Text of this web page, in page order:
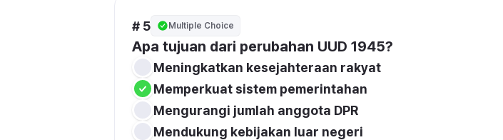
# 5 Multiple Choice
Apa tujuan dari perubahan UUD 1945?
Meningkatkan kesejahteraan rakyat
Memperkuat sistem pemerintahan
Mengurangi jumlah anggota DPR
Mendukung kebijakan luar negeri